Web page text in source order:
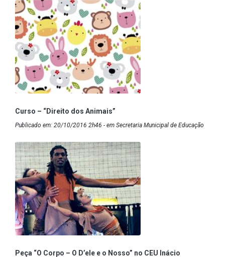
Curso – “Direito dos Animais”
Publicado em: 20/10/2016 2h46 - em Secretaria Municipal de Educação
Peça “O Corpo – O D’ele e o Nosso” no CEU Inácio